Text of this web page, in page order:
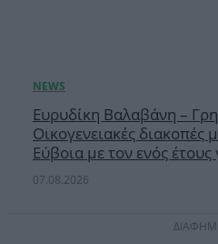
Ευρυδίκη Βαλαβάνη –
Οικογενειακές διακοπές
Εύβοια με τον ενός έτους
07.08.2026